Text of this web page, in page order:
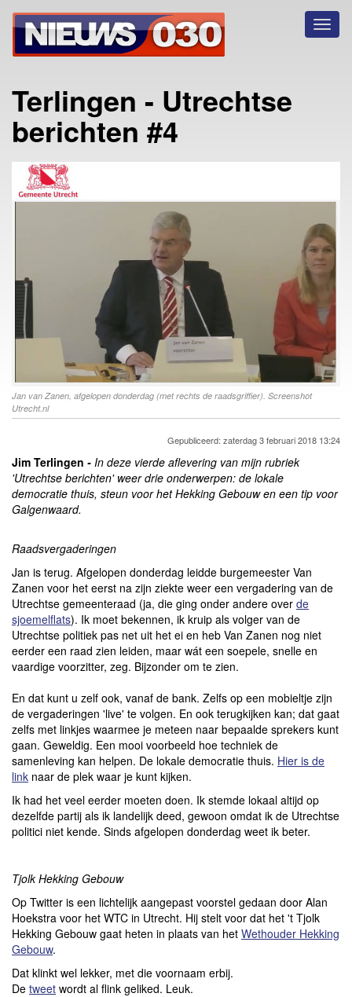
Terlingen - Utrechtse
berichten #4
Jan van Zanen, afgelopen donderdag (met rechts de raadsgriffier). Screenshot
Utrecht.nl
Gepubliceerd: zaterdag 3 februari 2018 13:24
Jim Terlingen - In deze vierde aflevering van mijn rubriek
'Utrechtse berichten' weer drie onderwerpen: de lokale
democratie thuis, steun voor het Hekking Gebouw en een tip voor
Galgenwaard.
Raadsvergaderingen
Jan is terug. Afgelopen donderdag leidde burgemeester Van
Zanen voor het eerst na zijn ziekte weer een vergadering van de
Utrechtse gemeenteraad (ja, die ging onder andere over de
sjoemelflats). Ik moet bekennen, ik kruip als volger van de
Utrechtse politiek pas net uit het ei en heb Van Zanen nog niet
eerder een raad zien leiden, maar wát een soepele, snelle en
vaardige voorzitter, zeg. Bijzonder om te zien.
En dat kunt u zelf ook, vanaf de bank. Zelfs op een mobieltje zijn
de vergaderingen 'live' te volgen. En ook terugkijken kan; dat gaat
zelfs met linkjes waarmee je meteen naar bepaalde sprekers kunt
gaan. Geweldig. Een mooi voorbeeld hoe techniek de
samenleving kan helpen. De lokale democratie thuis. Hier is de
link naar de plek waar je kunt kijken.
Ik had het veel eerder moeten doen. Ik stemde lokaal altijd op
dezelfde partij als ik landelijk deed, gewoon omdat ik de Utrechtse
politici niet kende. Sinds afgelopen donderdag weet ik beter.
Tjolk Hekking Gebouw
Op Twitter is een lichtelijk aangepast voorstel gedaan door Alan
Hoekstra voor het WTC in Utrecht. Hij stelt voor dat het 't Tjolk
Hekking Gebouw gaat heten in plaats van het Wethouder Hekking
Gebouw.
Dat klinkt wel lekker, met die voornaam erbij.
De tweet wordt al flink geliked. Leuk.